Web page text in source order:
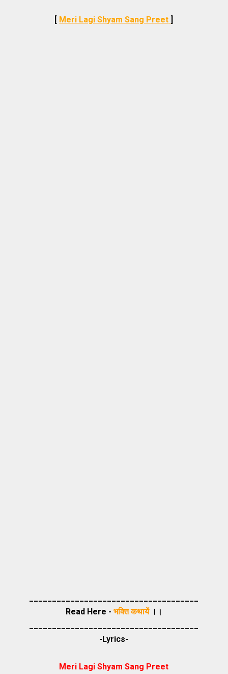
[ Meri Lagi Shyam Sang Preet ]
Read Here - भक्ति कथायें।।
-Lyrics-
Meri Lagi Shyam Sang Preet